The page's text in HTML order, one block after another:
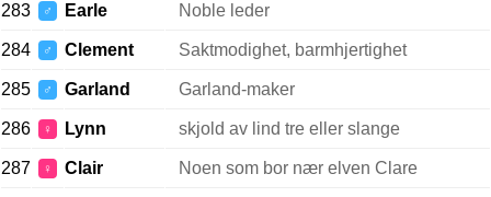
283 ♂ Earle Noble leder
284 ♂ Clement Saktmodighet, barmhjertighet
285 ♂ Garland Garland-maker
286 ♀ Lynn skjold av lind tre eller slange
287 ♀ Clair Noen som bor nær elven Clare